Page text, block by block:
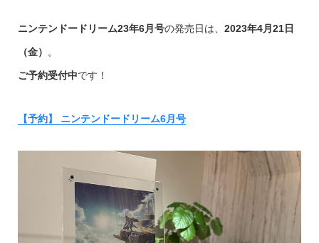
ニンテンドードリーム23年6月号の発売日は、 2023年4月21日
（金） 。
ご予約受付中です！
【予約】 ニンテンドードリーム6月号